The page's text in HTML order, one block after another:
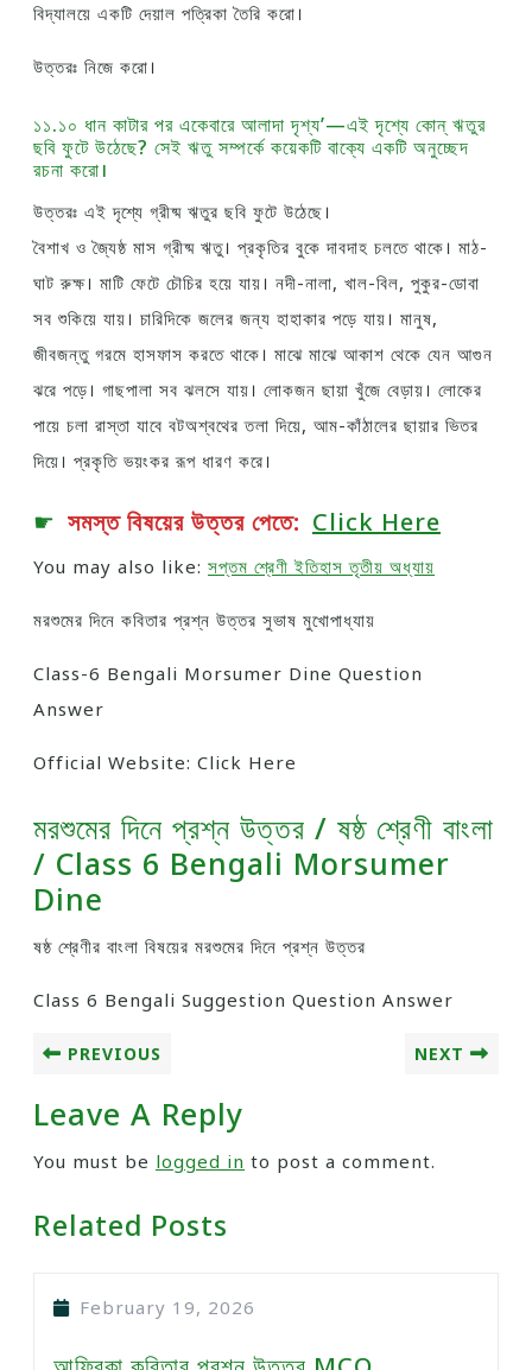
বিদ্যালয়ে একটি দেয়াল পত্রিকা তৈরি করাে।
উত্তরঃ নিজে করাে।
১১.১০ ধান কাটার পর একেবারে আলাদা দৃশ্য’—এই দৃশ্যে কোন্ ঋতুর
ছবি ফুটে উঠেছে? সেই ঋতু সম্পর্কে কয়েকটি বাক্যে একটি অনুচ্ছেদ
রচনা করাে।
উত্তরঃ এই দৃশ্যে গ্রীষ্ম ঋতুর ছবি ফুটে উঠেছে।
বৈশাখ ও জ্যৈষ্ঠ মাস গ্রীষ্ম ঋতু। প্রকৃতির বুকে দাবদাহ চলতে থাকে। মাঠ-
ঘাট রুক্ষ। মাটি ফেটে চৌচির হয়ে যায়। নদী-নালা, খাল-বিল, পুকুর-ডােবা
সব শুকিয়ে যায়। চারিদিকে জলের জন্য হাহাকার পড়ে যায়। মানুষ,
জীবজন্তু গরমে হাসফাস করতে থাকে। মাঝে মাঝে আকাশ থেকে যেন আগুন
ঝরে পড়ে। গাছপালা সব ঝলসে যায়। লােকজন ছায়া খুঁজে বেড়ায়। লােকের
পায়ে চলা রাস্তা যাবে বটঅশ্বথের তলা দিয়ে, আম-কাঁঠালের ছায়ার ভিতর
দিয়ে। প্রকৃতি ভয়ংকর রূপ ধারণ করে।
☛ সমস্ত বিষয়ের উত্তর পেতে: Click Here
You may also like: সপ্তম শ্রেণী ইতিহাস তৃতীয় অধ্যায়
মরশুমের দিনে কবিতার প্রশ্ন উত্তর সুভাষ মুখোপাধ্যায়
Class-6 Bengali Morsumer Dine Question
Answer
Official Website: Click Here
মরশুমের দিনে প্রশ্ন উত্তর / ষষ্ঠ শ্রেণী বাংলা
/ Class 6 Bengali Morsumer
Dine
ষষ্ঠ শ্রেণীর বাংলা বিষয়ের মরশুমের দিনে প্রশ্ন উত্তর
Class 6 Bengali Suggestion Question Answer
PREVIOUS NEXT
Leave A Reply
You must be logged in to post a comment.
Related Posts
February 19, 2026